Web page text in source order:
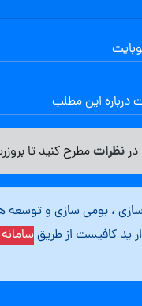
این مطلب
نظراتمطرح کنید تا
سازی ، بومی سازی و
ید کافیست از طریق